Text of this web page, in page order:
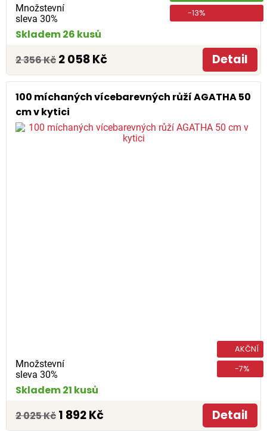
Množstevní
sleva 30%
-13%
Skladem 26 kusů
2 356 Kč 2 058 Kč Detail
100 míchaných vícebarevných růží AGATHA 50
cm v kytici
Množstevní
sleva 30%
AKČNÍ
-7%
Skladem 21 kusů
2 025 Kč 1 892 Kč Detail